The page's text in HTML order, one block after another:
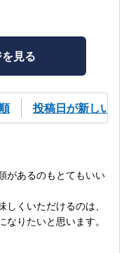
見る
投稿日が新しい順
があるのもとてもいい
くいただけるのは、
りたいと思います。